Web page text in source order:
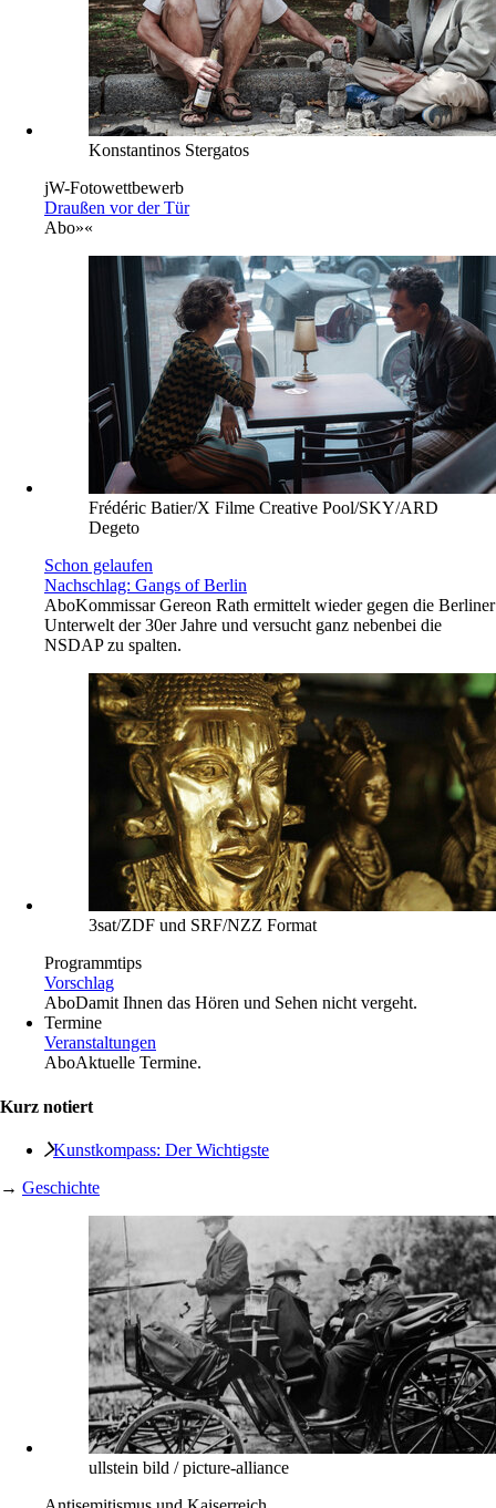
Konstantinos Stergatos
jW-Fotowettbewerb
Draußen vor der Tür
Abo»«
Frédéric Batier/X Filme Creative Pool/SKY/ARD
Degeto
Schon gelaufen
Nachschlag: Gangs of Berlin
AboKommissar Gereon Rath ermittelt wieder gegen die Berliner
Unterwelt der 30er Jahre und versucht ganz nebenbei die
NSDAP zu spalten.
3sat/ZDF und SRF/NZZ Format
Programmtips
Vorschlag
AboDamit Ihnen das Hören und Sehen nicht vergeht.
Termine
Veranstaltungen
AboAktuelle Termine.
Kurz notiert
Kunstkompass: Der Wichtigste
→ Geschichte
ullstein bild / picture-alliance